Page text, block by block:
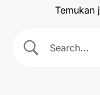
Temukan